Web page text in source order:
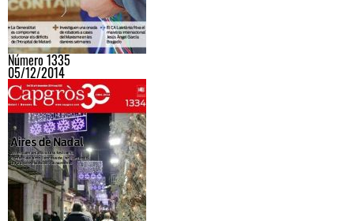
Número 1335
05/12/2014